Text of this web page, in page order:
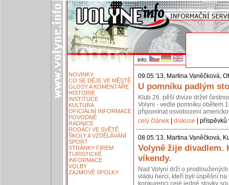
info:
NOVINKY
CO SE DĚJE VE MĚSTĚ
GLOSY A KOMENTÁŘE
HISTORIE
INSTITUCE
KULTURA
OFICIÁLNÍ INFORMACE
POVODNĚ
RADNICE
RODÁCI VE SVĚTĚ
ŠKOLY A VZDĚLÁVÁNÍ
SPORT
STRÁNKY FIREM
TURISTICKÉ
INFORMACE
VOLBY
ZÁJMOVÉ SPOLKY
09.05.'13, Martina Vaněčková,
U pomníku padlým
Klub 26. pěší divize držel
Volyni - vedle pomníku obětem
připomínat osvobození
celý článek
diskuse |
08.05.'13, Martina Vaněčková,
Volyně žije divadlem.
víkendy.
Nad Volyní drží o
vládu herci, kteří byli úspěšní
konkurenci celé jedné stovky